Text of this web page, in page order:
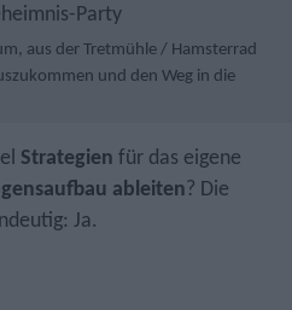
aus der Tretmühle / Hamsterrad
und den Weg in die
Strategien für das eigene
ableiten ? Die
Ja.